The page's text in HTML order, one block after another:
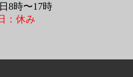
8時〜17時
：休み